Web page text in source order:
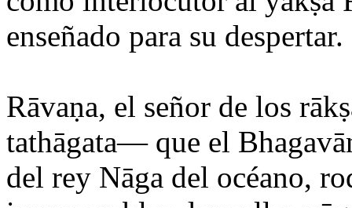
enseñado para su despertar.
Rāvaṇa, el señor de los
tathāgata— que el
del rey Nāga del océano,